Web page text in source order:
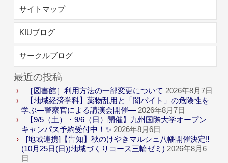
サイトマップ
KIUブログ
サークルブログ
最近の投稿
［図書館］利用方法の一部変更について 2026年8月7日
【地域経済学科】薬物乱用と「闇バイト」の危険性を
学ぶ―警察官による講演会開催― 2026年8月7日
【9/5（土）・9/6（日）開催】九州国際大学オープン
キャンパス予約受付中！✨ 2026年8月6日
[地域連携]【告知】秋のけやきマルシェ八幡開催決定‼
(10月25日(日))地域づくりコース三輪ゼミ) 2026年8月6
日